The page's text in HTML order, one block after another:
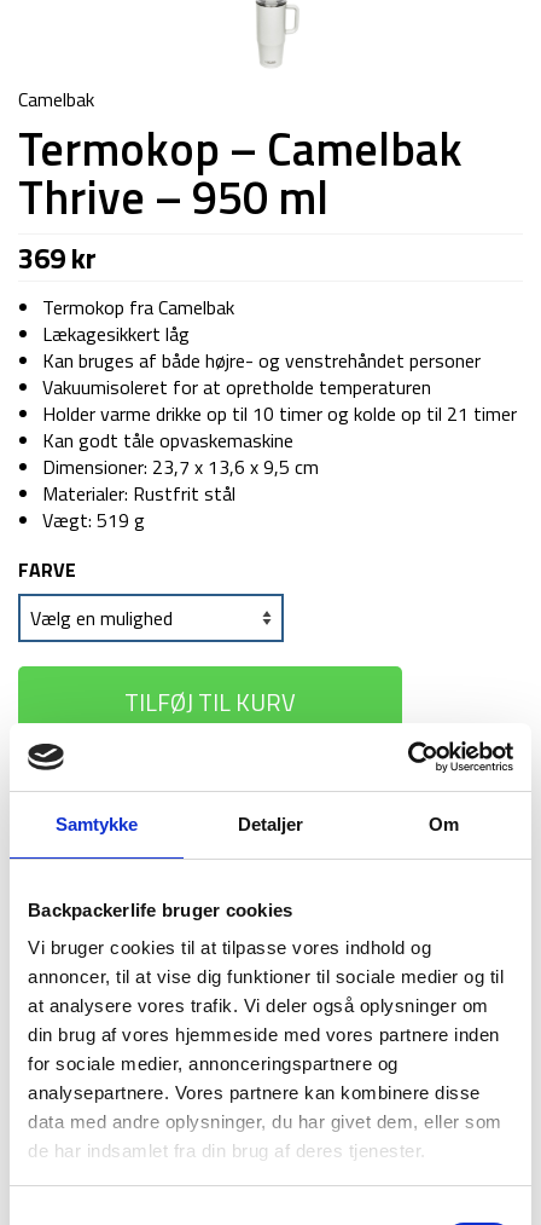
Samtykke Detaljer Om
Backpackerlife bruger cookies
Vi bruger cookies til at tilpasse vores indhold og
annoncer, til at vise dig funktioner til sociale medier og til
at analysere vores trafik. Vi deler også oplysninger om
din brug af vores hjemmeside med vores partnere inden
for sociale medier, annonceringspartnere og
analysepartnere. Vores partnere kan kombinere disse
data med andre oplysninger, du har givet dem, eller som
de har indsamlet fra din brug af deres tjenester.
Camelbak
Termokop – Camelbak
Thrive – 950 ml
369kr
Termokop fra Camelbak
Lækagesikkert låg
Kan bruges af både højre- og venstrehåndet personer
Vakuumisoleret for at opretholde temperaturen
Holder varme drikke op til 10 timer og kolde op til 21 timer
Kan godt tåle opvaskemaskine
Dimensioner: 23,7 x 13,6 x 9,5 cm
Materialer: Rustfrit stål
Vægt: 519 g
FARVE
TILFØJ TIL KURV
1-2 dages
levering
Fri fragt over
499 kr
100 dages
returret
BESKRIVELSE
YDERLIGERE INFORMATION
BRAND
FAQ
Thriver fra Camelbak er et lækagesikker og
temperaturholdende termokop. Den har kapacitet til 950 ml
og er designet i rustfrit stål. Med et lækagesikkert låg, kan
den nemt tages med på farten uden bekymring om at spilde